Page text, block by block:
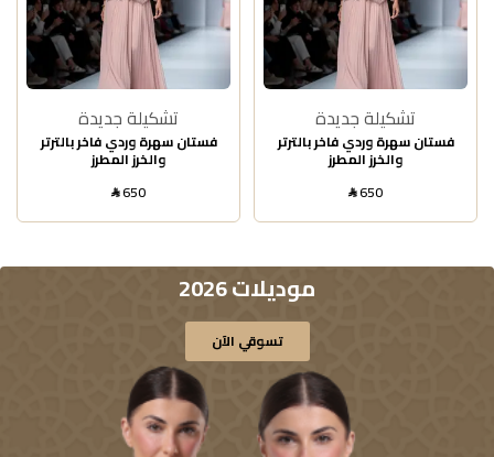
تشكيلة جديدة
فستان سهرة وردي فاخر بالترتر
والخرز المطرز
SAR650
تشكيلة جديدة
فستان سهرة وردي فاخر بالترتر
والخرز المطرز
SAR650
موديلات 2026
تسوقي الآن